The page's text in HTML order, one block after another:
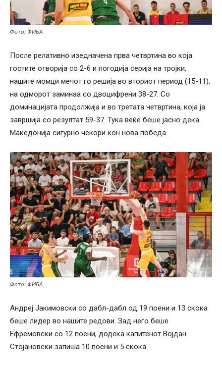
Фото: ФИБА
После релативно изедначена прва четвртина во која
гостите отворија со 2-6 и погодија серија на тројки,
нашите момци мечот го решија во вториот период (15-11),
на одморот заминаа со двоцифрени 38-27. Со
доминацијата продолжија и во третата четвртина, која ја
завршија со резултат 59-37. Тука веќе беше јасно дека
Македонија сигурно чекори кон нова победа.
Фото: ФИБА
Андреј Јакимовски со дабл-дабл од 19 поени и 13 скока
беше лидер во нашите редови. Зад него беше
Ефремовски со 12 поени, додека капитенот Војдан
Стојановски запиша 10 поени и 5 скока.